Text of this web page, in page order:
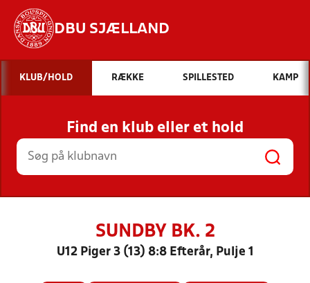
DBU SJÆLLAND
Hvad vil du søge efter?
INDHOLD OG NYHEDER
STILLINGER, RESULTATER, KLUBBER OG
HOLD
KLUB/HOLD RÆKKE SPILLESTED KAMP
Find en klub eller et hold
SUNDBY BK. 2
U12 Piger 3 (13) 8:8 Efterår, Pulje 1